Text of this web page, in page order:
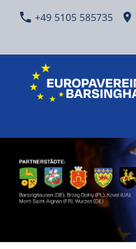
+49 5105 585735